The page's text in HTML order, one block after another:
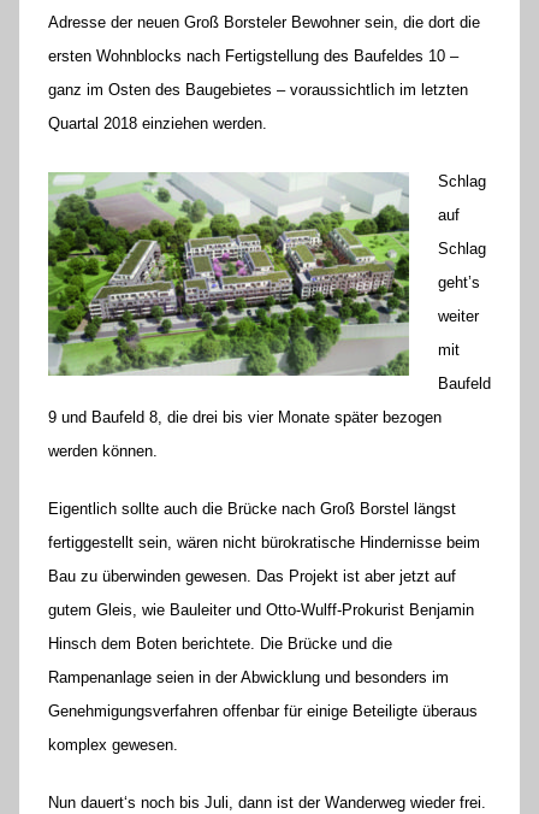
l
a
Adresse der neuen Groß Borsteler Bewohner sein, die dort die
ersten Wohnblocks nach Fertigstellung des Baufeldes 10 –
ganz im Osten des Baugebietes – voraussichtlich im letzten
Quartal 2018 einziehen werden.
Schlag
auf
Schlag
geht’s
weiter
mit
Baufeld
9 und Baufeld 8, die drei bis vier Monate später bezogen
werden können.
Eigentlich sollte auch die Brücke nach Groß Borstel längst
fertiggestellt sein, wären nicht bürokratische Hindernisse beim
Bau zu überwinden gewesen. Das Projekt ist aber jetzt auf
gutem Gleis, wie Bauleiter und Otto-Wulff-Prokurist Benjamin
Hinsch dem Boten berichtete. Die Brücke und die
Rampenanlage seien in der Abwicklung und besonders im
Genehmigungsverfahren offenbar für einige Beteiligte überaus
komplex gewesen.
Nun dauert‘s noch bis Juli, dann ist der Wanderweg wieder frei.